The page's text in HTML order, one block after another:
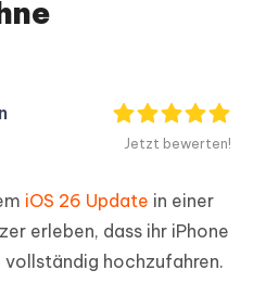
Jetzt bewerten!
iOS 26 Update in einer
erleben, dass ihr iPhone
hochzufahren.